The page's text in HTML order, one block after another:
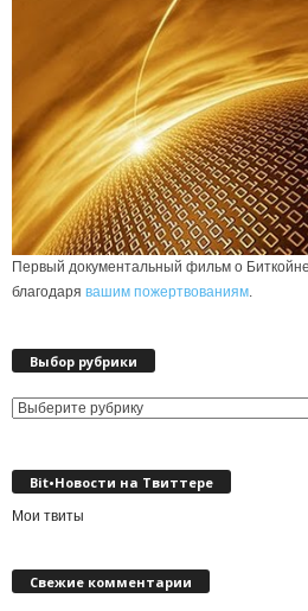
Первый документальный фильм о
благодаря вашим пожертвованиям.
Выбор рубрики
Выбор
Bit•Новости на Твиттере
Мои твиты
Свежие комментарии